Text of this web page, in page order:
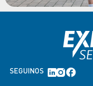
SEGUINOS